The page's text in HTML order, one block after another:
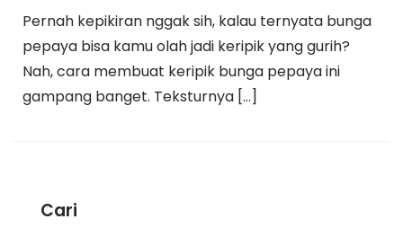
Pernah kepikiran nggak sih, kalau ternyata bunga
pepaya bisa kamu olah jadi keripik yang gurih?
Nah, cara membuat keripik bunga pepaya ini
gampang banget. Teksturnya […]
Cari